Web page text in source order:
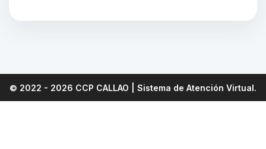
© 2022 - 2026 CCP CALLAO | Sistema de Atención Virtual.